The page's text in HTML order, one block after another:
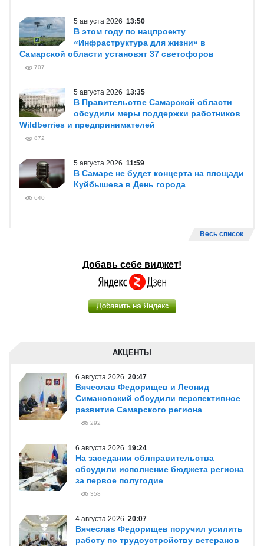
5 августа 2026 13:50
В этом году по нацпроекту
«Инфраструктура для жизни» в
Самарской области установят 37 светофоров
707
5 августа 2026 13:35
В Правительстве Самарской области
обсудили меры поддержки работников
Wildberries и предпринимателей
872
5 августа 2026 11:59
В Самаре не будет концерта на площади
Куйбышева в День города
640
Весь список
Добавь себе виджет!
АКЦЕНТЫ
6 августа 2026 20:47
Вячеслав Федорищев и Леонид
Симановский обсудили перспективное
развитие Самарского региона
292
6 августа 2026 19:24
На заседании облправительства
обсудили исполнение бюджета региона
за первое полугодие
358
4 августа 2026 20:07
Вячеслав Федорищев поручил усилить
работу по трудоустройству ветеранов